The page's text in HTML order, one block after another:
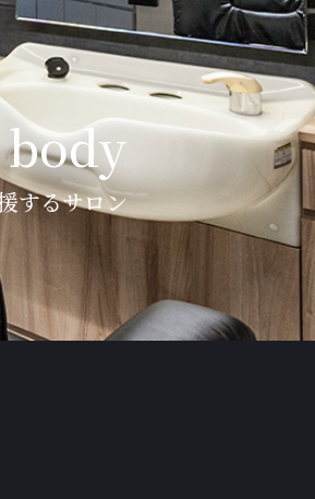
するサロン